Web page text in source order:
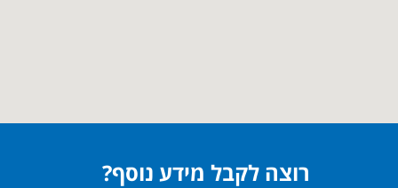
רוצה לקבל מידע נוסף?